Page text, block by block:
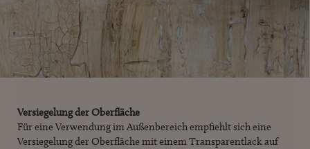
Versiegelung der Oberfläche
Für eine Verwendung im Außenbereich empfiehlt sich eine
Versiegelung der Oberfläche mit einem Transparentlack auf